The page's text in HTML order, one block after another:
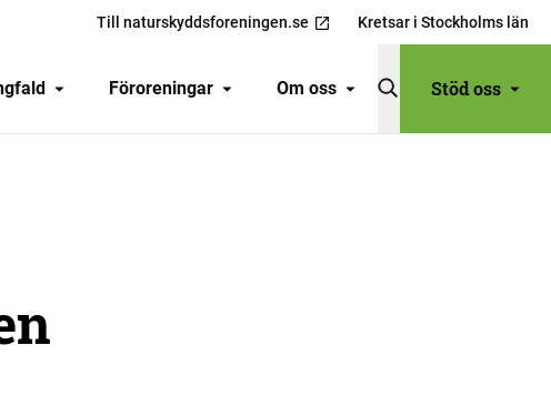
Till naturskyddsforeningen.se Kretsar i Stockholms län
Föroreningar Om oss Stöd oss